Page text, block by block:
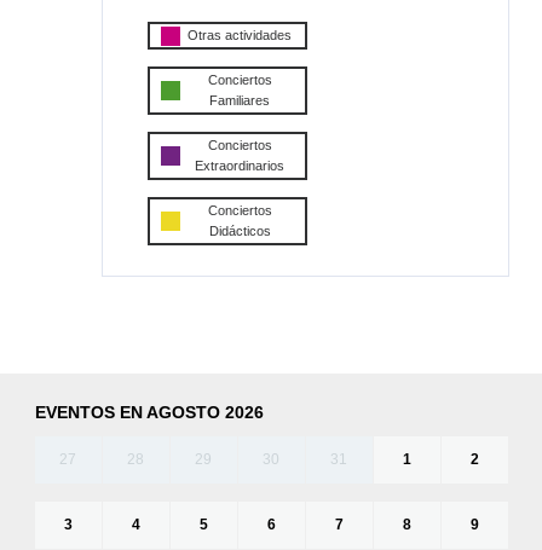
Otras actividades
Conciertos
Familiares
Conciertos
Extraordinarios
Conciertos
Didácticos
EVENTOS EN AGOSTO 2026
27 28 29 30 31 1 2
3 4 5 6 7 8 9